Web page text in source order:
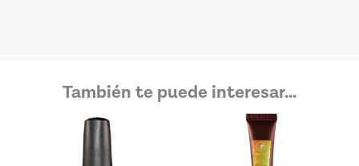
También te puede interesar...